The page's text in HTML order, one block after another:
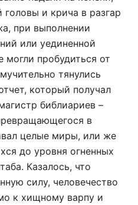
и крича в разгар
при выполнении
или уединенной
пробудиться от
тянулись
который получал
библиариев –
в
целые миры, или же
до уровня огненных
Казалось, что
силу, человечество
к хищному варпу и